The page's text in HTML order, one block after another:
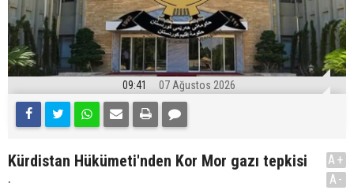
09:41 07 Ağustos 2026
Kürdistan Hükümeti'nden Kor Mor gazı tepkisi
.
A+
A-